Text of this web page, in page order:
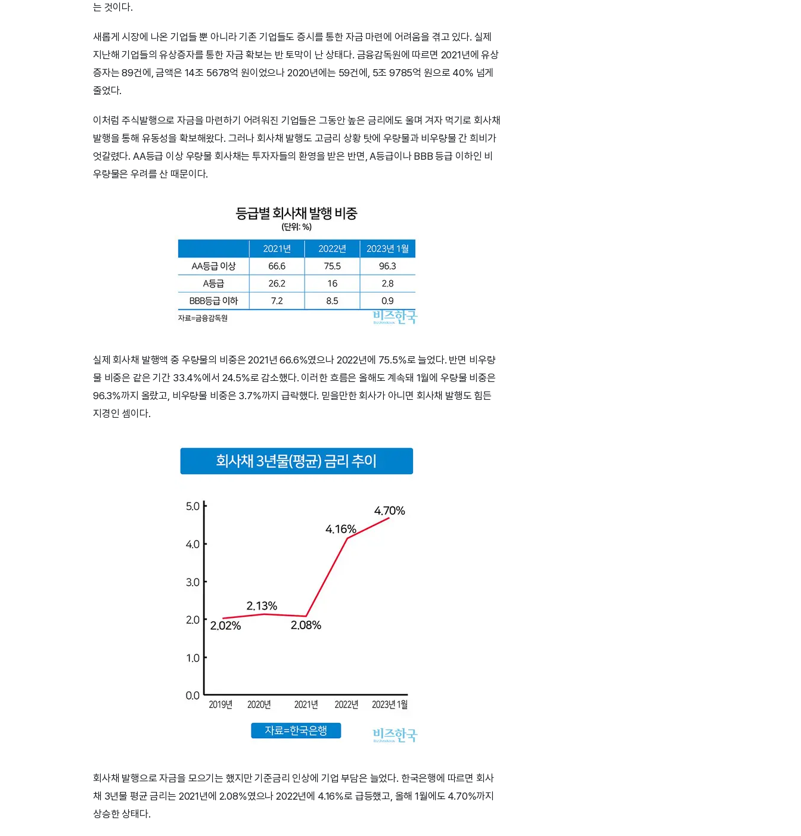
는 것이다.
새롭게 시장에 나온 기업들 뿐 아니라 기존 기업들도 증시를 통한 자금 마련에 어려움을 겪고 있다. 실제
지난해 기업들의 유상증자를 통한 자금 확보는 반 토막이 난 상태다. 금융감독원에 따르면 2021년에 유상
증자는 89건에, 금액은 14조 5678억 원이었으나 2020년에는 59건에, 5조 9785억 원으로 40% 넘게
줄었다.
이처럼 주식발행으로 자금을 마련하기 어려워진 기업들은 그동안 높은 금리에도 울며 겨자 먹기로 회사채
발행을 통해 유동성을 확보해왔다. 그러나 회사채 발행도 고금리 상황 탓에 우량물과 비우량물 간 희비가
엇갈렸다. AA등급 이상 우량물 회사채는 투자자들의 환영을 받은 반면, A등급이나 BBB 등급 이하인 비
우량물은 우려를 산 때문이다.
실제 회사채 발행액 중 우량물의 비중은 2021년 66.6%였으나 2022년에 75.5%로 늘었다. 반면 비우량
물 비중은 같은 기간 33.4%에서 24.5%로 감소했다. 이러한 흐름은 올해도 계속돼 1월에 우량물 비중은
96.3%까지 올랐고, 비우량물 비중은 3.7%까지 급락했다. 믿을만한 회사가 아니면 회사채 발행도 힘든
지경인 셈이다.
회사채 발행으로 자금을 모으기는 했지만 기준금리 인상에 기업 부담은 늘었다. 한국은행에 따르면 회사
채 3년물 평균 금리는 2021년에 2.08%였으나 2022년에 4.16%로 급등했고, 올해 1월에도 4.70%까지
상승한 상태다.